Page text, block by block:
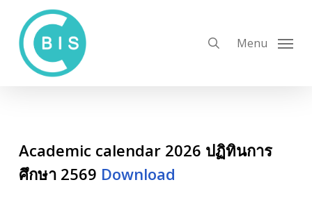
main
content
Menu
Academic calendar 2026 ปฏิทินการ
ศึกษา 2569 Download